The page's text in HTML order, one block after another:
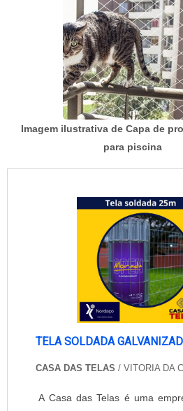
Imagem ilustrativa de Capa de
para piscina
TELA SOLDADA
CASA DAS TELAS / VITORIA DA
A Casa das Telas é uma